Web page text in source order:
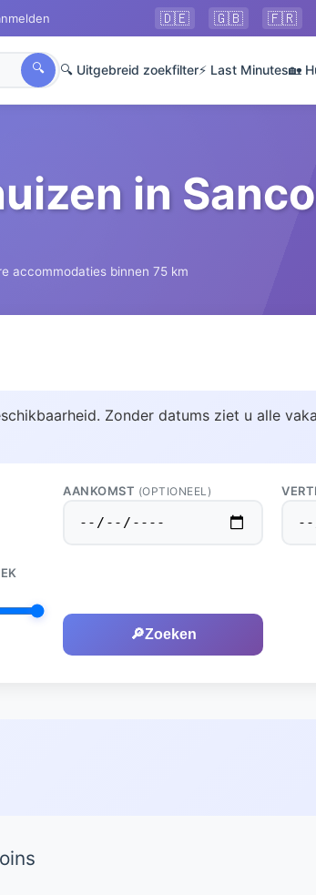
🇩🇪 🇬🇧 🇫🇷
🔍 🔍 Uitgebreid zoekfilter⚡ Last Minutes🏡
in
accommodaties binnen 75 km
Zonder datums ziet u alle
AANKOMST (OPTIONEEL)
🔎Zoeken